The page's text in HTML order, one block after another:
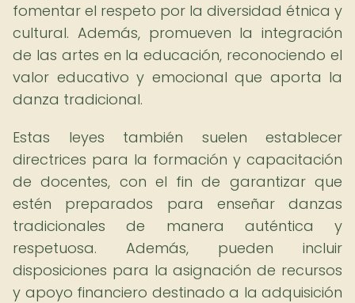
fomentar el respeto por la diversidad étnica y
cultural. Además, promueven la integración
de las artes en la educación, reconociendo el
valor educativo y emocional que aporta la
danza tradicional.
Estas leyes también suelen establecer
directrices para la formación y capacitación
de docentes, con el fin de garantizar que
estén preparados para enseñar danzas
tradicionales de manera auténtica y
respetuosa. Además, pueden incluir
disposiciones para la asignación de recursos
y apoyo financiero destinado a la adquisición